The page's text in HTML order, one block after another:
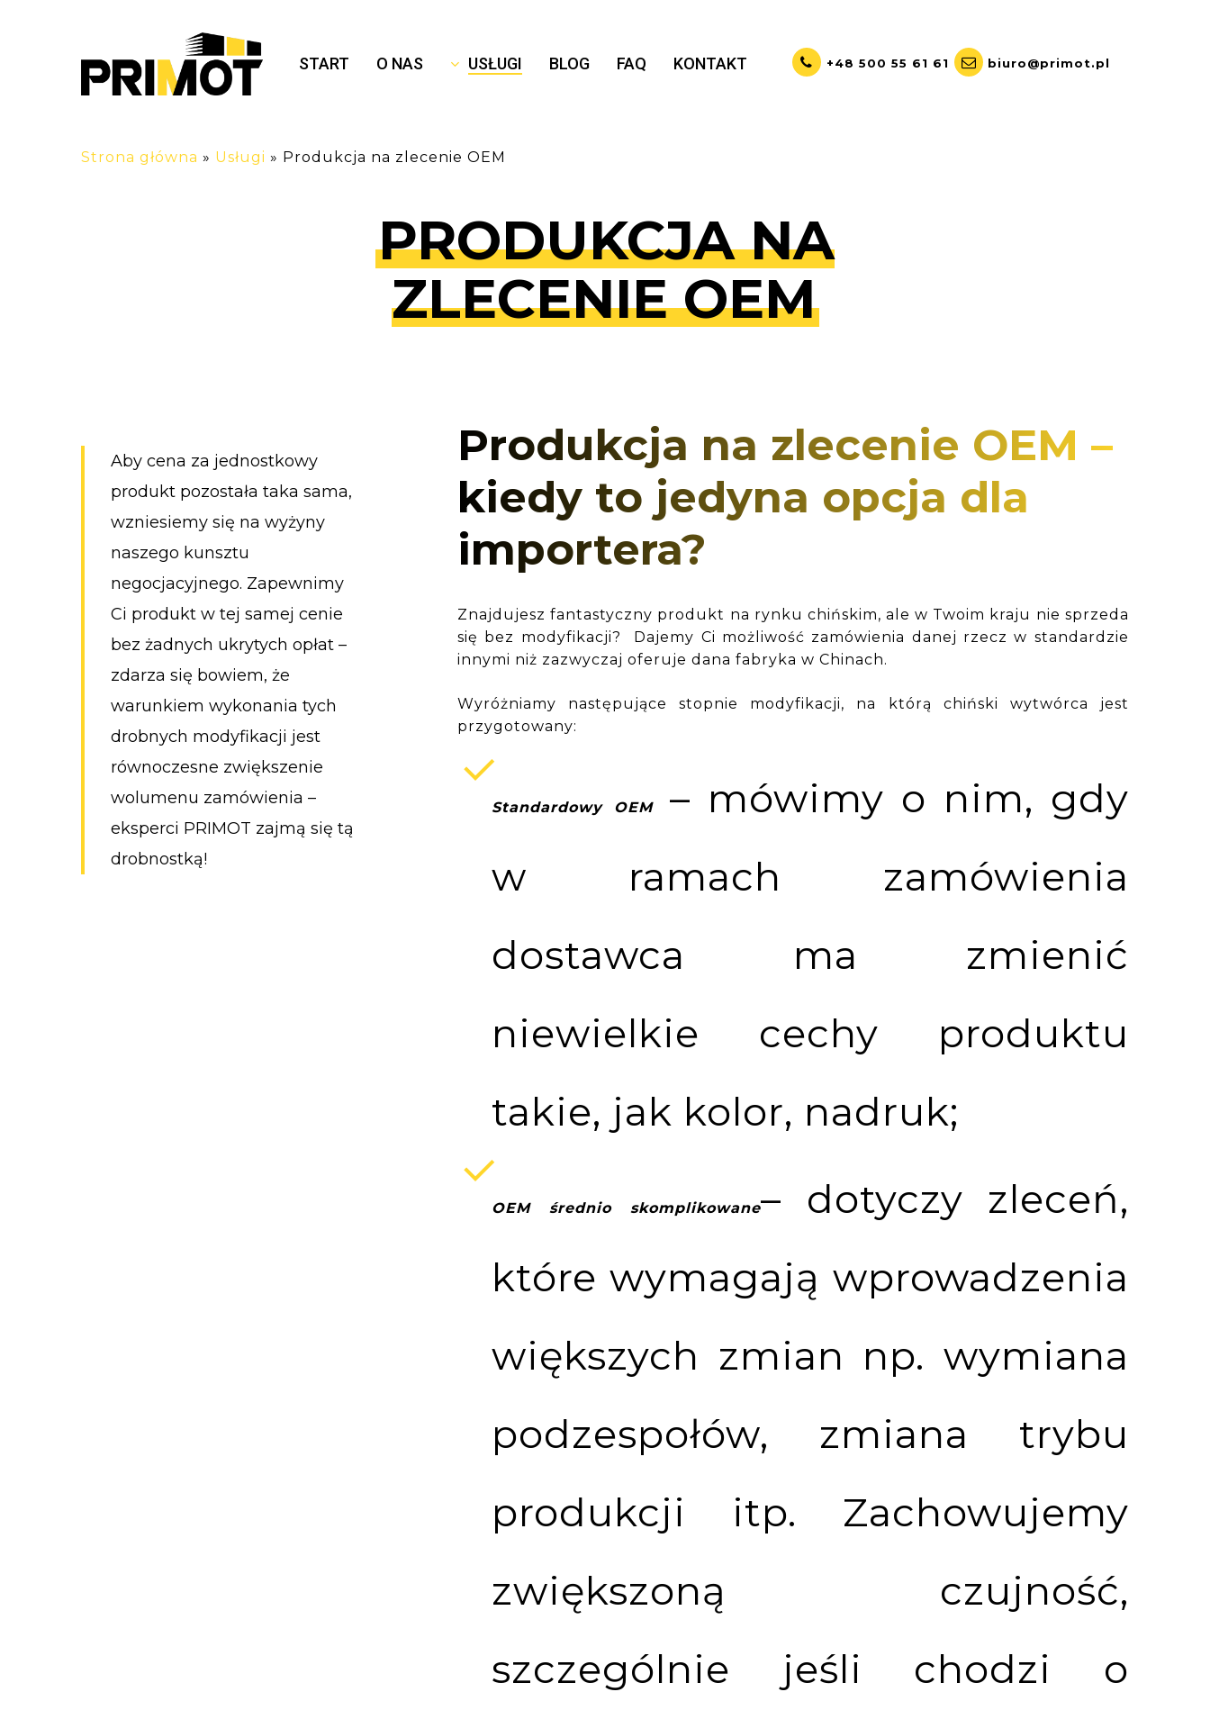
START O NAS USŁUGI BLOG FAQ KONTAKT +48 500 55 61 61 biuro@primot.pl
Strona główna » Usługi » Produkcja na zlecenie OEM
PRODUKCJA NA
ZLECENIE OEM
Aby cena za jednostkowy
produkt pozostała taka sama,
wzniesiemy się na wyżyny
naszego kunsztu
negocjacyjnego. Zapewnimy
Ci produkt w tej samej cenie
bez żadnych ukrytych opłat –
zdarza się bowiem, że
warunkiem wykonania tych
drobnych modyfikacji jest
równoczesne zwiększenie
wolumenu zamówienia –
eksperci PRIMOT zajmą się tą
drobnostką!
Produkcja na zlecenie OEM –
kiedy to jedyna opcja dla
importera?
Znajdujesz fantastyczny produkt na rynku chińskim, ale w Twoim kraju nie sprzeda
się bez modyfikacji? Dajemy Ci możliwość zamówienia danej rzecz w standardzie
innymi niż zazwyczaj oferuje dana fabryka w Chinach.
Wyróżniamy następujące stopnie modyfikacji, na którą chiński wytwórca jest
przygotowany:
Standardowy OEM– mówimy o nim, gdy
w ramach zamówienia
dostawca ma zmienić
niewielkie cechy produktu
takie, jak kolor, nadruk;
OEM średnio skomplikowane– dotyczy zleceń,
które wymagają wprowadzenia
większych zmian np. wymiana
podzespołów, zmiana trybu
produkcji itp. Zachowujemy
zwiększoną czujność,
szczególnie jeśli chodzi o